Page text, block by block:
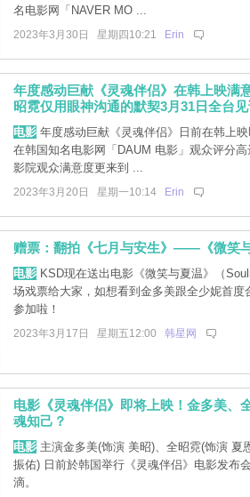
名电影网「NAVER MO ...
2023年3月30日 星期四10:21 Erin
年度感动巨献《灵魂伴侣》在韩上映满
昭霓仅用眼神沟通的默契3月31日全台见
电影年度感动巨献《灵魂伴侣》日前在韩上映
在韩国知名电影网「DAUM 电影」观众评分
影院观众满意度更来到 ...
2023年3月20日 星期一10:14 Erin
赠票：翻拍《七月与安生》——《微笑
电影KSD现在送出电影《微笑与夏温》（
场戏票给大家，如想看到金多美跟全少妮首度
参加啦！
2023年3月17日 星期五12:00 韩星网
电影《灵魂伴侣》即将上映！金多美、
魂知己？
电影主演金多美(饰演 美昭)、全昭霓(饰演 夏
振佑) 日前於韩国举行《灵魂伴侣》电影发布
滴。